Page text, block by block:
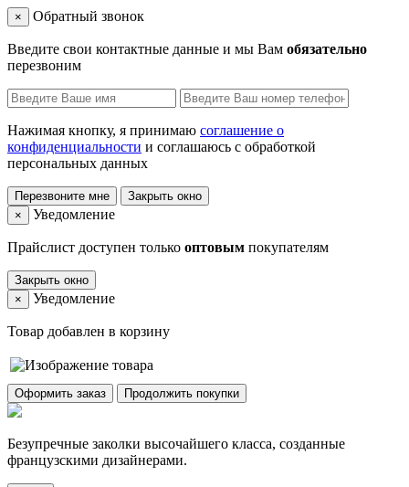
× Обратный звонок
Введите свои контактные данные и мы Вам обязательно
перезвоним
Нажимая кнопку, я принимаю соглашение о
конфиденциальности и соглашаюсь с обработкой
персональных данных
Перезвоните мне
Закрыть окно
×
Уведомление
Прайслист доступен только оптовым покупателям
Закрыть окно
×
Уведомление
Товар добавлен в корзину
Оформить заказ Продолжить покупки
Безупречные заколки высочайшего класса, созданные
французскими дизайнерами.